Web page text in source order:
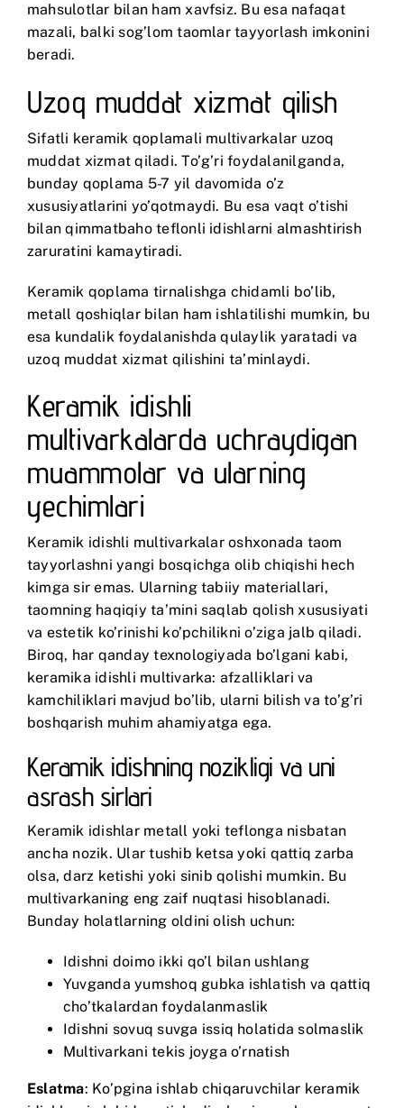
mahsulotlar bilan ham xavfsiz. Bu esa nafaqat
mazali, balki sog’lom taomlar tayyorlash imkonini
beradi.
Uzoq muddat xizmat qilish
Sifatli keramik qoplamali multivarkalar uzoq
muddat xizmat qiladi. To’g’ri foydalanilganda,
bunday qoplama 5-7 yil davomida o’z
xususiyatlarini yo’qotmaydi. Bu esa vaqt o’tishi
bilan qimmatbaho teflonli idishlarni almashtirish
zaruratini kamaytiradi.
Keramik qoplama tirnalishga chidamli bo’lib,
metall qoshiqlar bilan ham ishlatilishi mumkin, bu
esa kundalik foydalanishda qulaylik yaratadi va
uzoq muddat xizmat qilishini ta’minlaydi.
Keramik idishli
multivarkalarda uchraydigan
muammolar va ularning
yechimlari
Keramik idishli multivarkalar oshxonada taom
tayyorlashni yangi bosqichga olib chiqishi hech
kimga sir emas. Ularning tabiiy materiallari,
taomning haqiqiy ta’mini saqlab qolish xususiyati
va estetik ko’rinishi ko’pchilikni o’ziga jalb qiladi.
Biroq, har qanday texnologiyada bo’lgani kabi,
keramika idishli multivarka: afzalliklari va
kamchiliklari mavjud bo’lib, ularni bilish va to’g’ri
boshqarish muhim ahamiyatga ega.
Keramik idishning nozikligi va uni
asrash sirlari
Keramik idishlar metall yoki teflonga nisbatan
ancha nozik. Ular tushib ketsa yoki qattiq zarba
olsa, darz ketishi yoki sinib qolishi mumkin. Bu
multivarkaning eng zaif nuqtasi hisoblanadi.
Bunday holatlarning oldini olish uchun:
Idishni doimo ikki qo’l bilan ushlang
Yuvganda yumshoq gubka ishlatish va qattiq
cho’tkalardan foydalanmaslik
Idishni sovuq suvga issiq holatida solmaslik
Multivarkani tekis joyga o’rnatish
Eslatma: Ko’pgina ishlab chiqaruvchilar keramik